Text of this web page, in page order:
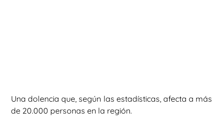
Una dolencia que, según las estadísticas, afecta a más
de 20.000 personas en la región.